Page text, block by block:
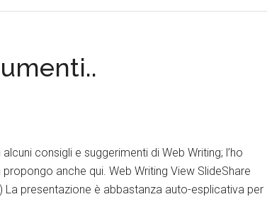
consigli e suggerimenti di Web Writing; l’ho
anche qui. Web Writing View SlideShare
presentazione è abbastanza auto-esplicativa per